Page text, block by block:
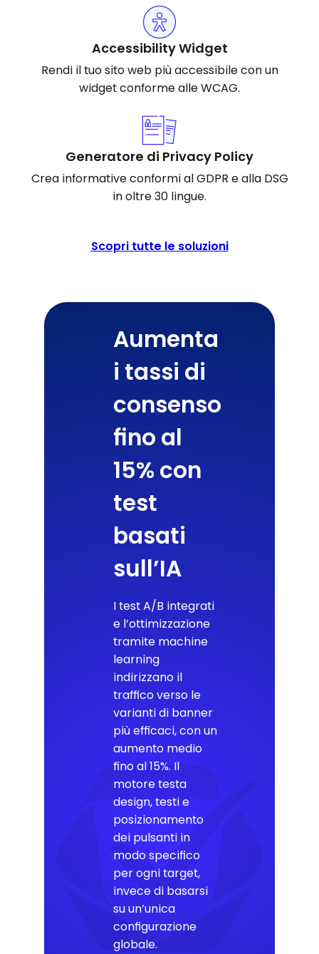
Accessibility Widget
Rendi il tuo sito web più accessibile con un
widget conforme alle WCAG.
Generatore di Privacy Policy
Crea informative conformi al GDPR e alla DSG
in oltre 30 lingue.
Scopri tutte le soluzioni
Aumenta
i tassi di
consenso
fino al
15% con
test
basati
sull’IA
I test A/B integrati
e l’ottimizzazione
tramite machine
learning
indirizzano il
traffico verso le
varianti di banner
più efficaci, con un
aumento medio
fino al 15%. Il
motore testa
design, testi e
posizionamento
dei pulsanti in
modo specifico
per ogni target,
invece di basarsi
su un’unica
configurazione
globale.